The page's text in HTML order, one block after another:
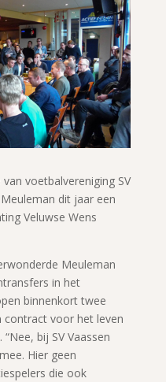
voetbalvereniging SV
dit jaar een
Veluwse Wens
Meuleman
in het
binnenkort twee
contract voor het leven
bij SV Vaassen
Hier geen
die ook